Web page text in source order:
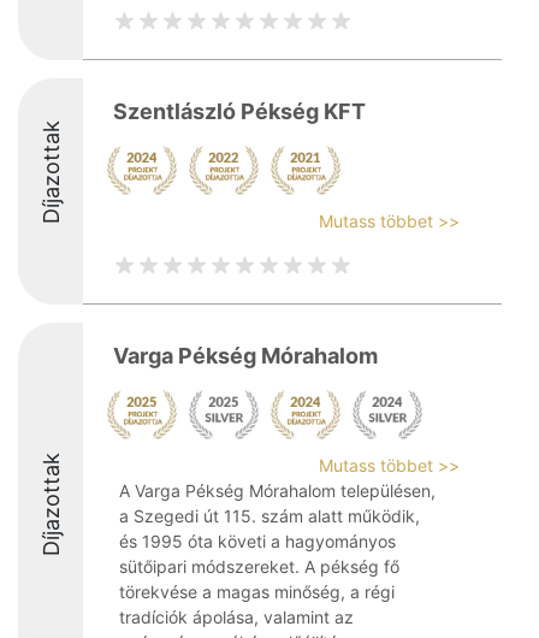
Díjazottak
Szentlászló Pékség KFT
Mutass többet >>
Díjazottak
Varga Pékség Mórahalom
Mutass többet >>
A Varga Pékség Mórahalom településen,
a Szegedi út 115. szám alatt működik,
és 1995 óta követi a hagyományos
sütőipari módszereket. A pékség fő
törekvése a magas minőség, a régi
tradíciók ápolása, valamint az